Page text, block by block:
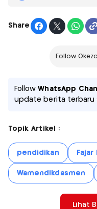
Share
Follow
FollowWhatsApp
update berita terbaru
Topik Artikel :
pendidikan Fajar
Wamendikdasmen
Lihat